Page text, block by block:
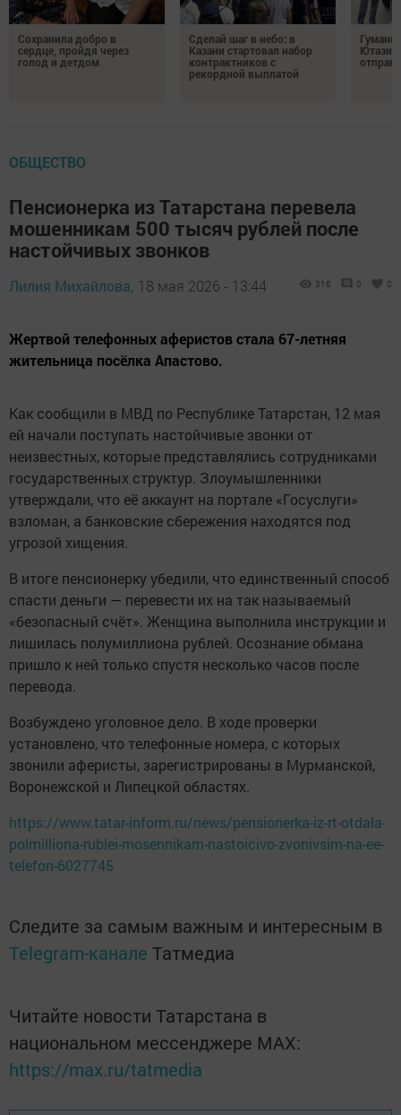
Сохранила добро в
сердце, пройдя через
голод и детдом
Сделай шаг в небо: в
Казани стартовал набор
контрактников с
рекордной выплатой
ОБЩЕСТВО
Пенсионерка из Татарстана перевела
мошенникам 500 тысяч рублей после
настойчивых звонков
Лилия Михайлова, 18 мая 2026 - 13:44 316 0 0
Жертвой телефонных аферистов стала 67-летняя
жительница посёлка Апастово.
Как сообщили в МВД по Республике Татарстан, 12 мая
ей начали поступать настойчивые звонки от
неизвестных, которые представлялись сотрудниками
государственных структур. Злоумышленники
утверждали, что её аккаунт на портале «Госуслуги»
взломан, а банковские сбережения находятся под
угрозой хищения.
В итоге пенсионерку убедили, что единственный способ
спасти деньги — перевести их на так называемый
«безопасный счёт». Женщина выполнила инструкции и
лишилась полумиллиона рублей. Осознание обмана
пришло к ней только спустя несколько часов после
перевода.
Возбуждено уголовное дело. В ходе проверки
установлено, что телефонные номера, с которых
звонили аферисты, зарегистрированы в Мурманской,
Воронежской и Липецкой областях.
https://www.tatar-inform.ru/news/pensionerka-iz-rt-otdala-
polmilliona-rublei-mosennikam-nastoicivo-zvonivsim-na-ee-
telefon-6027745
Следите за самым важным и интересным в
Telegram-канале Татмедиа
Читайте новости Татарстана в
национальном мессенджере MАХ:
https://max.ru/tatmedia